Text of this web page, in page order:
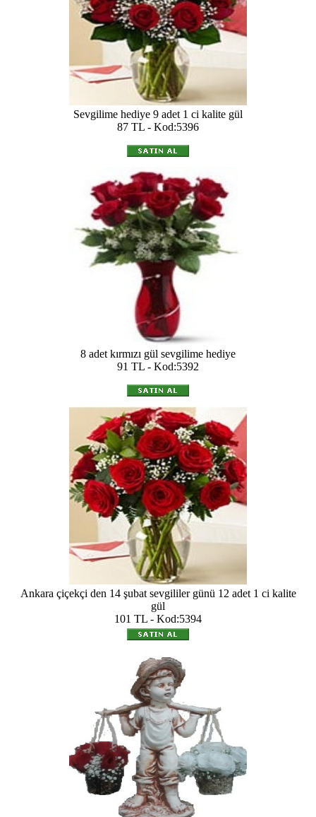
Sevgilime hediye 9 adet 1 ci kalite gül
87 TL - Kod:5396
8 adet kırmızı gül sevgilime hediye
91 TL - Kod:5392
Ankara çiçekçi den 14 şubat sevgililer günü 12 adet 1 ci kalite
gül
101 TL - Kod:5394